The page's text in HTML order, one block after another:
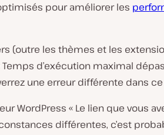
pour améliorer les
(outre les thèmes et les
d’exécution maximal
une erreur différente dans
WordPress « Le lien que vous
différentes, c’est